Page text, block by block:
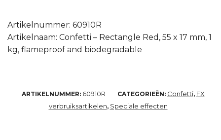
Artikelnummer: 60910R
Artikelnaam: Confetti – Rectangle Red, 55 x 17 mm, 1
kg, flameproof and biodegradable
ARTIKELNUMMER: 60910R CATEGORIEËN: Confetti, FX
verbruiksartikelen, Speciale effecten